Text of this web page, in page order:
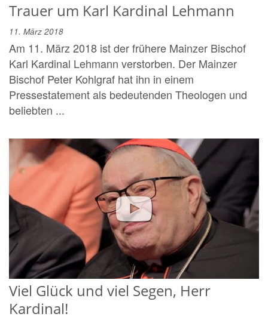
Trauer um Karl Kardinal Lehmann
11. März 2018
Am 11. März 2018 ist der frühere Mainzer Bischof
Karl Kardinal Lehmann verstorben. Der Mainzer
Bischof Peter Kohlgraf hat ihn in einem
Pressestatement als bedeutenden Theologen und
beliebten ...
Viel Glück und viel Segen, Herr
Kardinal!